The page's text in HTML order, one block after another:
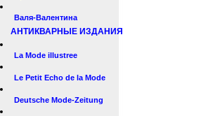
Валя-Валентина
АНТИКВАРНЫЕ ИЗДАНИЯ
La Mode illustree
Le Petit Echo de la Mode
Deutsche Mode-Zeitung